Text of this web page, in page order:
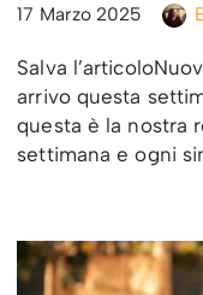
17 Marzo 2025
Salva
arrivo questa
questa è la nostra
settimana e ogni